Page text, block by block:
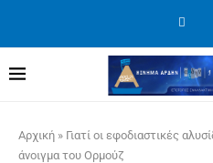
Αρχική » Γιατί οι εφοδιαστικές
άνοιγμα του Ορμούζ